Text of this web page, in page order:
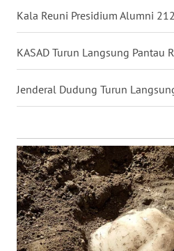
Kala Reuni Presidium Alumni
KASAD Turun Langsung Pantau
Jenderal Dudung Turun
WN
NUSANTARA
WN
JOGJA
JATIM
WN
BALI
WN
KALBAR